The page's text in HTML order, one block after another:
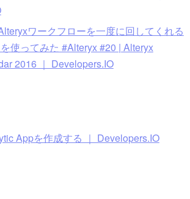
ワークフローを一度に回してくれる
使ってみた #Alteryx #20 | Alteryx
2016 ｜ Developers.IO
Appを作成する ｜ Developers.IO